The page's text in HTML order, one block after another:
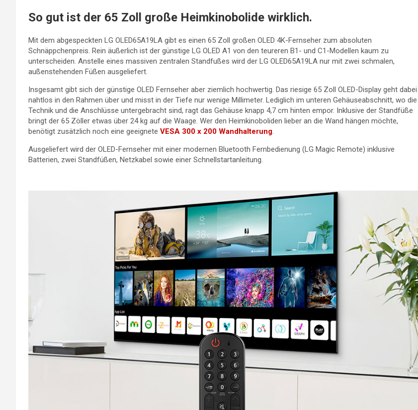
So gut ist der 65 Zoll große Heimkinobolide wirklich.
Mit dem abgespeckten LG OLED65A19LA gibt es einen 65 Zoll großen OLED 4K-Fernseher zum absoluten
Schnäppchenpreis. Rein äußerlich ist der günstige LG OLED A1 von den teureren B1- und C1-Modellen kaum zu
unterscheiden. Anstelle eines massiven zentralen Standfußes wird der LG OLED65A19LA nur mit zwei schmalen,
außenstehenden Füßen ausgeliefert.
Insgesamt gibt sich der günstige OLED Fernseher aber ziemlich hochwertig. Das riesige 65 Zoll OLED-Display geht dabei
nahtlos in den Rahmen über und misst in der Tiefe nur wenige Millimeter. Lediglich im unteren Gehäuseabschnitt, wo die
Technik und die Anschlüsse untergebracht sind, ragt das Gehäuse knapp 4,7 cm hinten empor. Inklusive der Standfüße
bringt der 65 Zöller etwas über 24 kg auf die Waage. Wer den Heimkinoboliden lieber an die Wand hängen möchte,
benötigt zusätzlich noch eine geeignete VESA 300 x 200 Wandhalterung
Ausgeliefert wird der OLED-Fernseher mit einer modernen Bluetooth Fernbedienung (LG Magic Remote) inklusive
Batterien, zwei Standfüßen, Netzkabel sowie einer Schnellstartanleitung.